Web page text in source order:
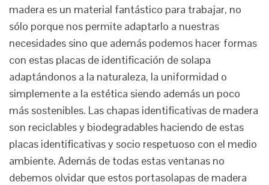
madera es un material fantástico para trabajar, no
sólo porque nos permite adaptarlo a nuestras
necesidades sino que además podemos hacer formas
con estas placas de identificación de solapa
adaptándonos a la naturaleza, la uniformidad o
simplemente a la estética siendo además un poco
más sostenibles. Las chapas identificativas de madera
son reciclables y biodegradables haciendo de estas
placas identificativas y socio respetuoso con el medio
ambiente. Además de todas estas ventanas no
debemos olvidar que estos portasolapas de madera